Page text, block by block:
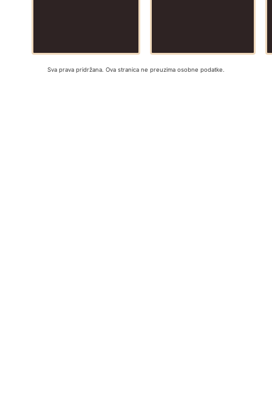
Sva prava pridržana. Ova stranica ne preuzima osobne podatke.